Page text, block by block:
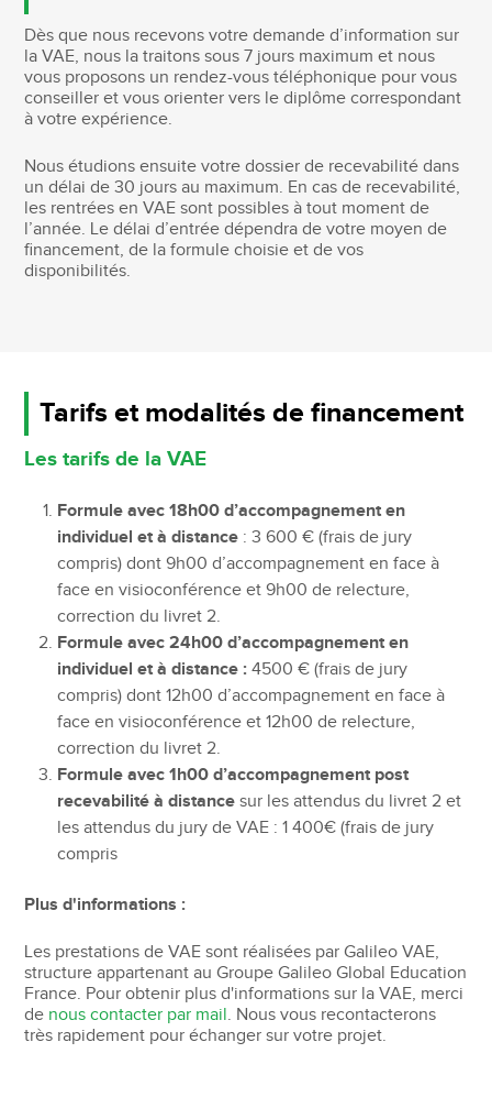
Dès que nous recevons votre demande d’information sur
la VAE, nous la traitons sous 7 jours maximum et nous
vous proposons un rendez-vous téléphonique pour vous
conseiller et vous orienter vers le diplôme correspondant
à votre expérience.
Nous étudions ensuite votre dossier de recevabilité dans
un délai de 30 jours au maximum. En cas de recevabilité,
les rentrées en VAE sont possibles à tout moment de
l’année. Le délai d’entrée dépendra de votre moyen de
financement, de la formule choisie et de vos
disponibilités.
Tarifs et modalités de financement
Les tarifs de la VAE
Formule avec 18h00 d’accompagnement en
individuel et à distance : 3 600 € (frais de jury
compris) dont 9h00 d’accompagnement en face à
face en visioconférence et 9h00 de relecture,
correction du livret 2.
Formule avec 24h00 d’accompagnement en
individuel et à distance : 4500 € (frais de jury
compris) dont 12h00 d’accompagnement en face à
face en visioconférence et 12h00 de relecture,
correction du livret 2.
Formule avec 1h00 d’accompagnement post
recevabilité à distancesur les attendus du livret 2 et
les attendus du jury de VAE : 1 400€ (frais de jury
compris
Plus d'informations :
Les prestations de VAE sont réalisées par Galileo VAE,
structure appartenant au Groupe Galileo Global Education
France. Pour obtenir plus d'informations sur la VAE, merci
de nous contacter par mail. Nous vous recontacterons
très rapidement pour échanger sur votre projet.